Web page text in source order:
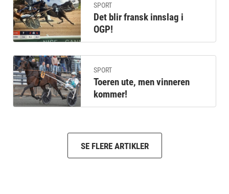
SPORT
Det blir fransk innslag i
OGP!
SPORT
Toeren ute, men vinneren
kommer!
SE FLERE ARTIKLER